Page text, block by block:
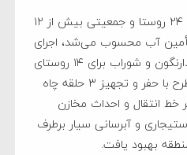
در بخش سیاخ دارنگون که با ۲۴ روستا و جمعیتی بیش از ۱۲
تأمین آب محسوب می‌شد، اجرای
پروژه مجتمع آبرسانی سیاخ دارنگون و شوراب برای ۱۴ روستای
منطقه به اجرا درآمد. در این طرح با حفر و تجهیز ۳ حلقه چاه
حدود ۲۰ کیلومتر خط انتقال و احداث مخازن
و آبرسانی سیار برطرف
بهبود یافت.